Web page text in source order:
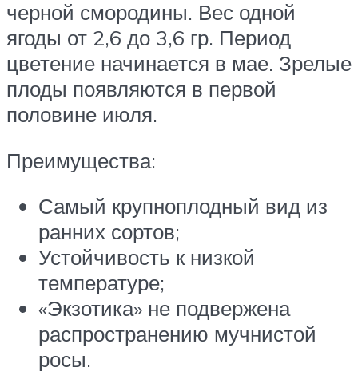
черной смородины. Вес одной
ягоды от 2,6 до 3,6 гр. Период
цветение начинается в мае. Зрелые
плоды появляются в первой
половине июля.
Преимущества:
Самый крупноплодный вид из
ранних сортов;
Устойчивость к низкой
температуре;
«Экзотика» не подвержена
распространению мучнистой
росы.